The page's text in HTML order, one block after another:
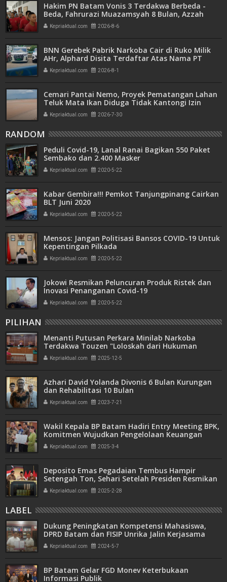
Hakim PN Batam Vonis 3 Terdakwa Berbeda -
Beda, Fahrurazi Muazamsyah 8 Bulan, Azzah
Azzurah dan Risma Divonis 2 Tahun 6 Bulan
Kepriaktual.com 2026-8-6
BNN Gerebek Pabrik Narkoba Cair di Ruko Milik
AHr, Alphard Disita Terdaftar Atas Nama PT
Mitra Usaha Properti
Kepriaktual.com 2026-8-1
Cemari Pantai Nemo, Proyek Pematangan Lahan
Teluk Mata Ikan Diduga Tidak Kantongi Izin
Amdal
Kepriaktual.com 2026-7-30
RANDOM
Peduli Covid-19, Lanal Ranai Bagikan 550 Paket
Sembako dan 2.400 Masker
Kepriaktual.com 2020-5-22
Kabar Gembira!!! Pemkot Tanjungpinang Cairkan
BLT Juni 2020
Kepriaktual.com 2020-5-22
Mensos: Jangan Politisasi Bansos COVID-19 Untuk
Kepentingan Pilkada
Kepriaktual.com 2020-5-22
Jokowi Resmikan Peluncuran Produk Ristek dan
Inovasi Penanganan Covid-19
Kepriaktual.com 2020-5-22
PILIHAN
Menanti Putusan Perkara Minilab Narkoba
Terdakwa Touzen "Loloskah dari Hukuman
Seumur Hidup atau Mati"
Kepriaktual.com 2025-12-5
Azhari David Yolanda Divonis 6 Bulan Kurungan
dan Rehabilitasi 10 Bulan
Kepriaktual.com 2023-7-21
Wakil Kepala BP Batam Hadiri Entry Meeting BPK,
Komitmen Wujudkan Pengelolaan Keuangan
Transparan dan Akuntabel
Kepriaktual.com 2025-3-4
Deposito Emas Pegadaian Tembus Hampir
Setengah Ton, Sehari Setelah Presiden Resmikan
Bank Emas
Kepriaktual.com 2025-2-28
LABEL
Dukung Peningkatan Kompetensi Mahasiswa,
DPRD Batam dan FISIP Unrika Jalin Kerjasama
Kepriaktual.com 2024-5-7
BP Batam Gelar FGD Monev Keterbukaan
Informasi Publik